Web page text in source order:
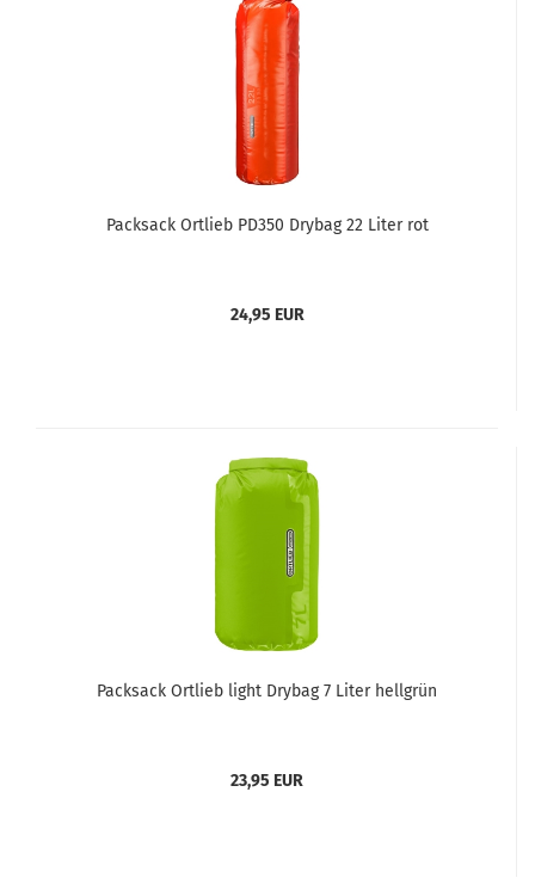
Packsack Ortlieb PD350 Drybag 22 Liter rot
24,95 EUR
Packsack Ortlieb light Drybag 7 Liter hellgrün
23,95 EUR